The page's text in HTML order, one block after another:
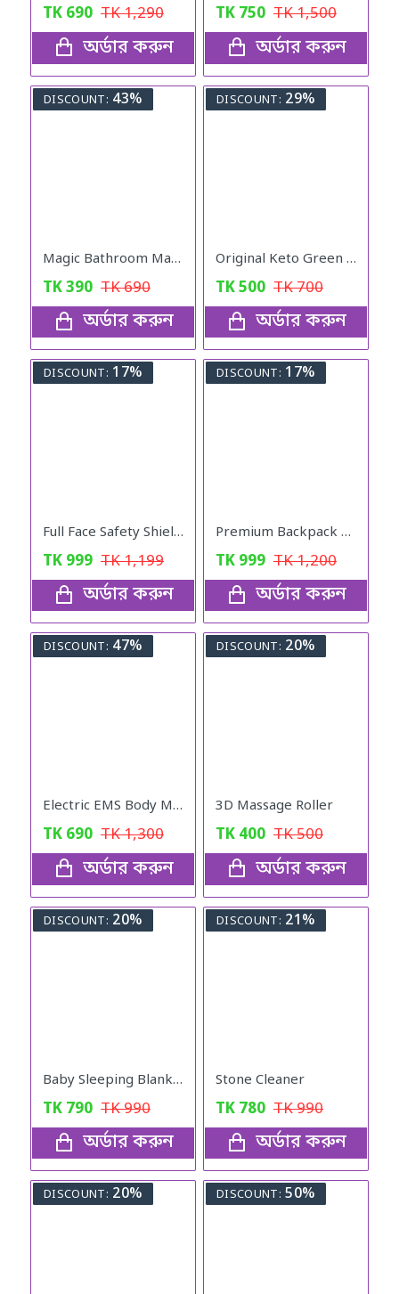
TK 690 TK1,290
অর্ডার করুন
TK 750 TK1,500
অর্ডার করুন
DISCOUNT: 43%
Magic Bathroom Mat | Non-Sliper
TK390 TK690
অর্ডার করুন
DISCOUNT: 29%
Original Keto Green Coffee weight loss
TK500 TK700
অর্ডার করুন
DISCOUNT: 17%
Full Face Safety Shield with Filter
TK 999 TK1,199
অর্ডার করুন
DISCOUNT: 17%
Premium Backpack For Girls (black colour)
TK 999 TK1,200
অর্ডার করুন
DISCOUNT: 47%
Electric EMS Body Massager Mat/Pad - Neck & Back Therapy
TK 690 TK1,300
অর্ডার করুন
DISCOUNT: 20%
3D Massage Roller
TK 400 TK500
অর্ডার করুন
DISCOUNT: 20%
Baby Sleeping Blanket
TK 790 TK990
অর্ডার করুন
DISCOUNT: 21%
Stone Cleaner
TK 780 TK990
অর্ডার করুন
DISCOUNT: 20% DISCOUNT: 50%